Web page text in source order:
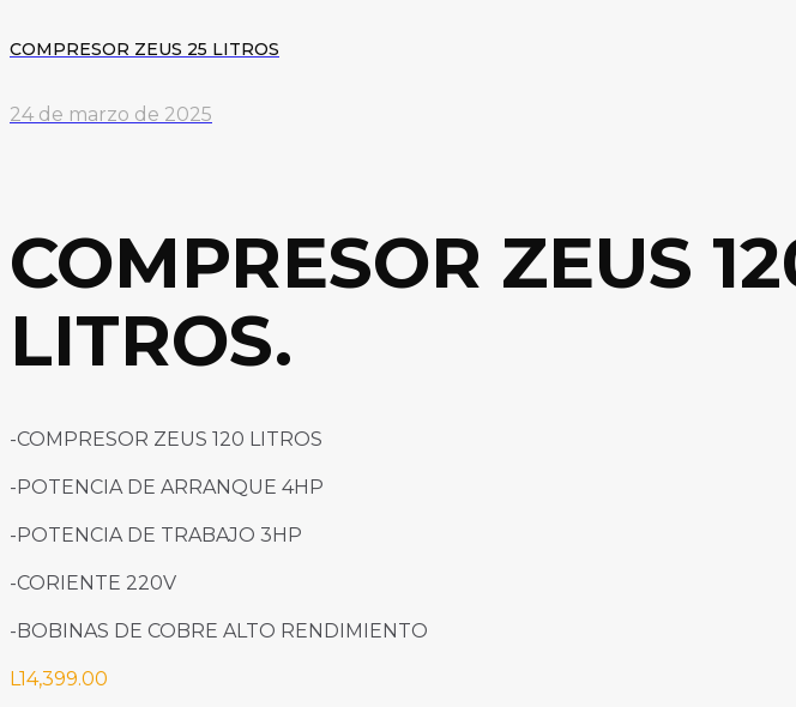
COMPRESOR ZEUS 25 LITROS
24 de marzo de 2025
COMPRESOR ZEUS
LITROS.
-COMPRESOR ZEUS 120 LITROS
-POTENCIA DE ARRANQUE 4HP
-POTENCIA DE TRABAJO 3HP
-CORIENTE 220V
-BOBINAS DE COBRE ALTO RENDIMIENTO
L14,399.00